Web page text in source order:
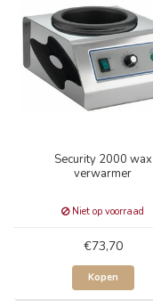
Security 2000 wax
verwarmer
Niet op voorraad
€73,70
Kopen